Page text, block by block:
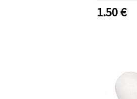
Deko,
1.50€